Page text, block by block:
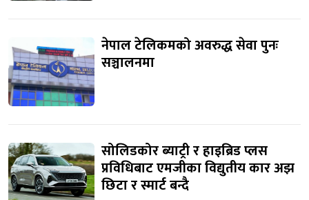
नेपाल टेलिकमको अवरुद्ध सेवा पुनः
सञ्चालनमा
सोलिडकोर ब्याट्री र हाइब्रिड प्लस
प्रविधिबाट एमजीका विद्युतीय कार अझ
छिटा र स्मार्ट बन्दै